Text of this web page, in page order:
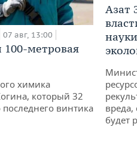
07 авг, 13:00
метровая
химика
который 32
последнего винтика
Азат
будет